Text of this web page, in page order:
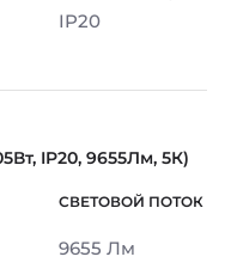
IP20
IP20, 9655Лм, 5К)
9655 Лм